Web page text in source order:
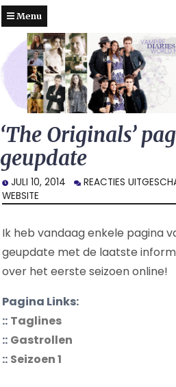
Menu
‘The Originals’
geupdate
JULI 10, 2014 REACTIES
WEBSITE
Ik heb vandaag enkele pagina
geupdate met de laatste
over het eerste seizoen online!
Pagina Links:
:: Taglines
:: Gastrollen
:: Seizoen 1